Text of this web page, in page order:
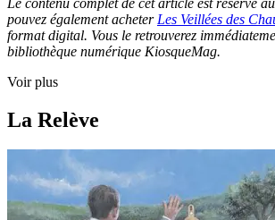
pouvez également acheter Les Veillées des
format digital. Vous le retrouverez
bibliothèque numérique KiosqueMag.
Voir plus
La Relève